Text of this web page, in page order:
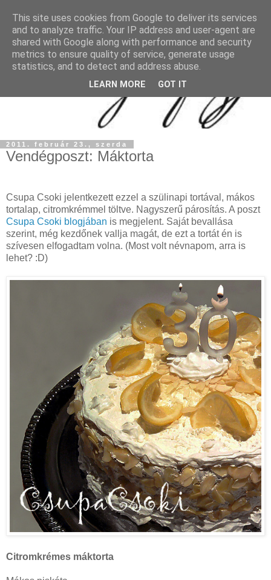
2011. február 23., szerda
Vendégposzt: Máktorta
Csupa Csoki jelentkezett ezzel a szülinapi tortával, mákos
tortalap, citromkrémmel töltve. Nagyszerű párosítás. A poszt
Csupa Csoki blogjában is megjelent. Saját bevallása
szerint, még kezdőnek vallja magát, de ezt a tortát én is
szívesen elfogadtam volna. (Most volt névnapom, arra is
lehet? :D)
Citromkrémes máktorta
This site uses cookies from Google to deliver its services
and to analyze traffic. Your IP address and user-agent are
shared with Google along with performance and security
metrics to ensure quality of service, generate usage
statistics, and to detect and address abuse.
LEARN MORE GOT IT